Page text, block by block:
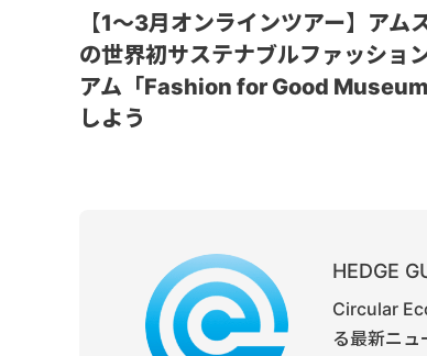
【1〜3月オンラインツアー】アム
の世界初サステナブルファッショ
アム「Fashion for Good
しよう
HEDGE
Circular
る最新ニュ